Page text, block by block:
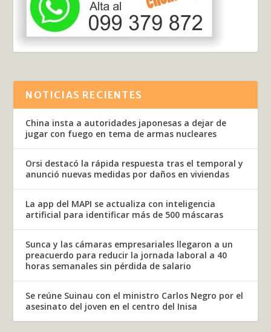
NOTICIAS RECIENTES
China insta a autoridades japonesas a dejar de
jugar con fuego en tema de armas nucleares
Orsi destacó la rápida respuesta tras el temporal y
anunció nuevas medidas por daños en viviendas
La app del MAPI se actualiza con inteligencia
artificial para identificar más de 500 máscaras
Sunca y las cámaras empresariales llegaron a un
preacuerdo para reducir la jornada laboral a 40
horas semanales sin pérdida de salario
Se reúne Suinau con el ministro Carlos Negro por el
asesinato del joven en el centro del Inisa